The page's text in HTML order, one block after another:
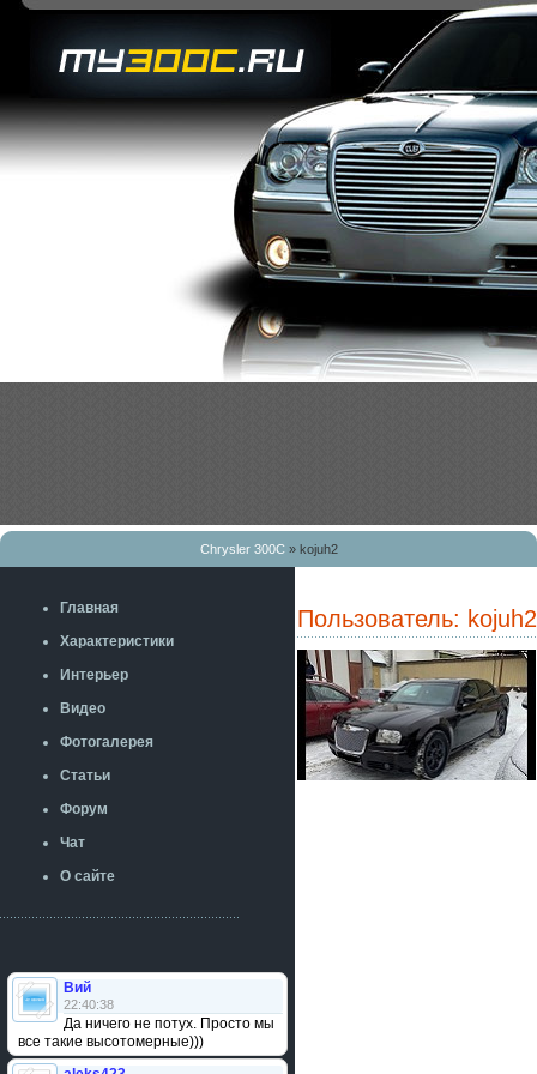
Chrysler 300C» kojuh2
Главная
Характеристики
Интерьер
Видео
Фотогалерея
Статьи
Форум
Чат
О сайте
Вий
22:40:38
Да ничего не потух. Просто мы
все такие высотомерные)))
Пользователь: kojuh2